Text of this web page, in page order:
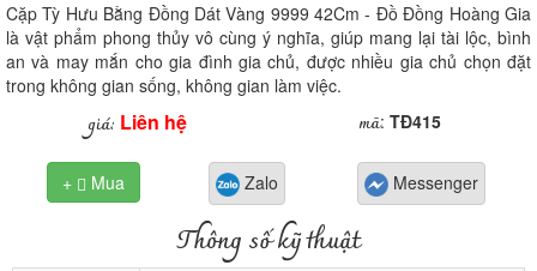
Cặp Tỳ Hưu Bằng Đồng Dát Vàng 9999 42Cm - Đồ Đồng Hoàng Gia
là vật phẩm phong thủy vô cùng ý nghĩa, giúp mang lại tài lộc, bình
an và may mắn cho gia đình gia chủ, được nhiều gia chủ chọn đặt
trong không gian sống, không gian làm việc.
giá: Liên hệ mã: TĐ415
+  Mua Zalo Messenger
Thông số kỹ thuật